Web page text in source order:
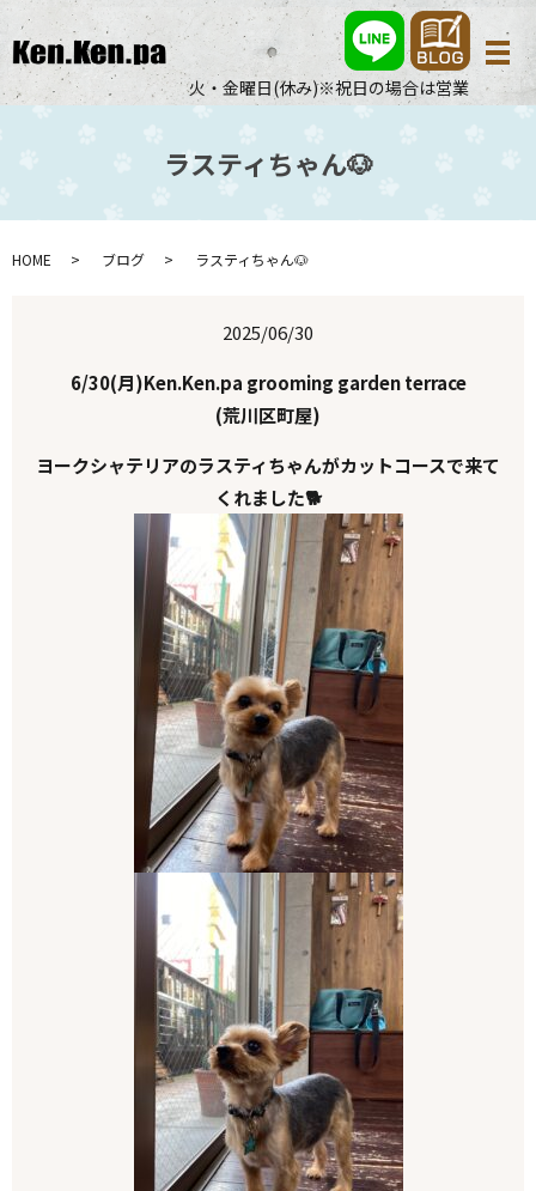
火・金曜日(休み)※祝日の場合は営業
メ
ラスティちゃん🐶
HOME ブログ ラスティちゃん🐶
2025/06/30
6/30(月)Ken.Ken.pa grooming garden terrace
(荒川区町屋)
ヨークシャテリアのラスティちゃんがカットコースで来て
くれました🐕